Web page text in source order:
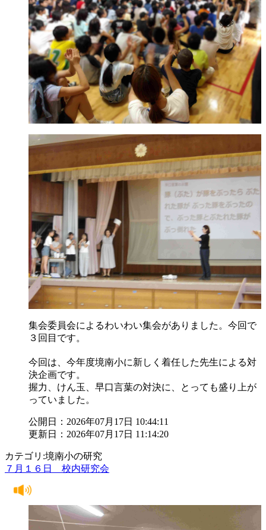
集会委員会によるわいわい集会がありました。今回で
３回目です。
今回は、今年度境南小に新しく着任した先生による対
決企画です。
握力、けん玉、早口言葉の対決に、とっても盛り上が
っていました。
公開日：2026年07月17日 10:44:11
更新日：2026年07月17日 11:14:20
カテゴリ:境南小の研究
７月１６日 校内研究会